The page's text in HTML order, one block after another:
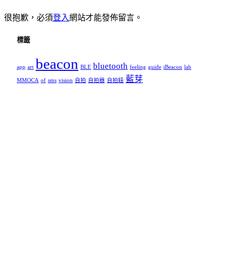
很抱歉，必須登入網站才能發佈留言。
標籤
app art beacon BLE bluetooth feeling guide iBeacon lab
MMOCA of sms vision 自拍 自拍器 自拍鈕 藍芽